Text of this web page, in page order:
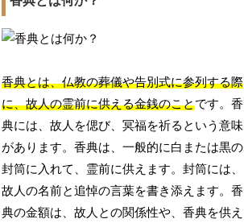
香典とは、仏教の葬儀や告別式に参列する際
に、故人の霊前に供える金銭のことです。香
典には、故人を偲び、冥福を祈るという意味
があります。香典は、一般的に白または黒の
封筒に入れて、霊前に供えます。封筒には、
故人の名前と追悼の言葉を書き添えます。香
典の金額は、故人との関係性や、香典を供え